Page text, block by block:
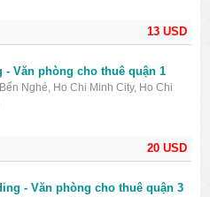
13 USD
20 USD
- Văn phòng cho thuê quận 1
Nghé, Ho Chi Minh City, Ho Chi
- Văn phòng cho thuê quận 3